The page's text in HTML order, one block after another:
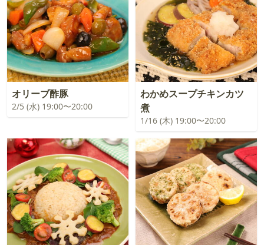
オリーブ酢豚
2/5 (水) 19:00〜20:00
わかめスープチキンカツ
煮
1/16 (木) 19:00〜20:00